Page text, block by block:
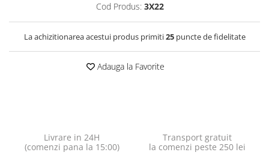
Cod Produs: 3X22
La achizitionarea acestui produs primiti25puncte de fidelitate
Adauga la Favorite
Livrare in 24H
(comenzi pana la 15:00)
Transport gratuit
la comenzi peste 250 lei